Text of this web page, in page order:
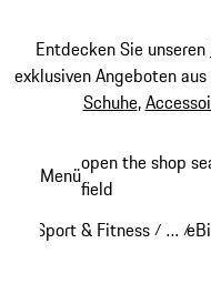
Entdecken Sie unseren
exklusiven Angeboten
Schuhe,
Hauptinhalt
Menüopen the shop
field
Sport & Fitness / … /